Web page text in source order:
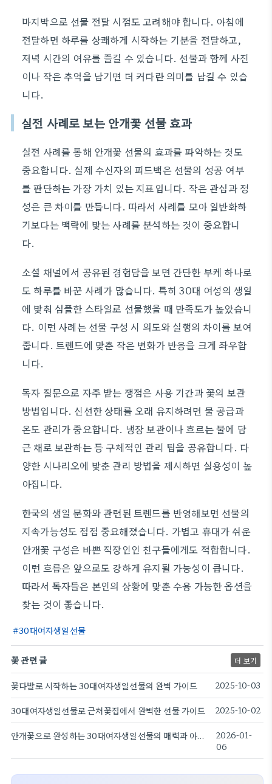
마지막으로 선물 전달 시점도 고려해야 합니다. 아침에
전달하면 하루를 상쾌하게 시작하는 기분을 전달하고,
저녁 시간의 여유를 즐길 수 있습니다. 선물과 함께 사진
이나 작은 추억을 남기면 더 커다란 의미를 남길 수 있습
니다.
실전 사례로 보는 안개꽃 선물 효과
실전 사례를 통해 안개꽃 선물의 효과를 파악하는 것도
중요합니다. 실제 수신자의 피드백은 선물의 성공 여부
를 판단하는 가장 가치 있는 지표입니다. 작은 관심과 정
성은 큰 차이를 만듭니다. 따라서 사례를 모아 일반화하
기보다는 맥락에 맞는 사례를 분석하는 것이 중요합니
다.
소셜 채널에서 공유된 경험담을 보면 간단한 부케 하나로
도 하루를 바꾼 사례가 많습니다. 특히 30대 여성의 생일
에 맞춰 심플한 스타일로 선물했을 때 만족도가 높았습니
다. 이런 사례는 선물 구성 시 의도와 실행의 차이를 보여
줍니다. 트렌드에 맞춘 작은 변화가 반응을 크게 좌우합
니다.
독자 질문으로 자주 받는 쟁점은 사용 기간과 꽃의 보관
방법입니다. 신선한 상태를 오래 유지하려면 물 공급과
온도 관리가 중요합니다. 냉장 보관이나 흐르는 물에 담
근 채로 보관하는 등 구체적인 관리 팁을 공유합니다. 다
양한 시나리오에 맞춘 관리 방법을 제시하면 실용성이 높
아집니다.
한국의 생일 문화와 관련된 트렌드를 반영해보면 선물의
지속가능성도 점점 중요해졌습니다. 가볍고 휴대가 쉬운
안개꽃 구성은 바쁜 직장인인 친구들에게도 적합합니다.
이런 흐름은 앞으로도 강하게 유지될 가능성이 큽니다.
따라서 독자들은 본인의 상황에 맞춘 수용 가능한 옵션을
찾는 것이 좋습니다.
30대여자생일선물
꽃 관련 글 더 보기
꽃다발로 시작하는 30대여자생일선물의 완벽 가이드 2025-10-03
30대여자생일선물로 근처꽃집에서 완벽한 선물 가이드 2025-10-02
안개꽃으로 완성하는 30대여자생일선물의 매력과 아이디어
2026-01-
06